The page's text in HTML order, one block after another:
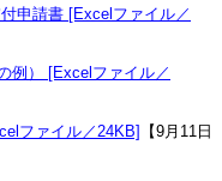
申請書 [Excelファイル／
例） [Excelファイル／
ファイル／24KB]
【9月11日